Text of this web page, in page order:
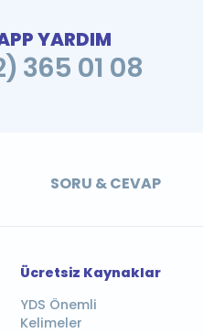
YARDIM
365 01 08
SORU & CEVAP
Ücretsiz Kaynaklar
YDS Önemli
Kelimeler